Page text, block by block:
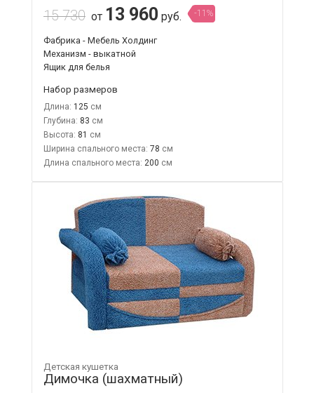
15 730 от 13 960 руб. -11%
Фабрика - Мебель Холдинг
Механизм - выкатной
Ящик для белья
Набор размеров
Длина: 125
Глубина: 83
Высота: 81
Ширина спального места: 78
Длина спального места: 200
Детская кушетка
Димочка (шахматный)